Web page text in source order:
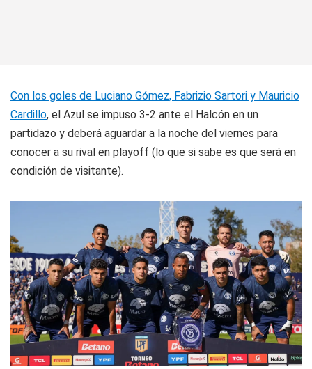
Con los goles de Luciano Gómez, Fabrizio Sartori y Mauricio
Cardillo, el Azul se impuso 3-2 ante el Halcón en un
partidazo y deberá aguardar a la noche del viernes para
conocer a su rival en playoff (lo que si sabe es que será en
condición de visitante).